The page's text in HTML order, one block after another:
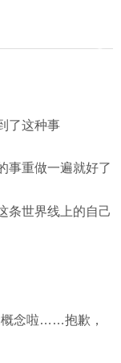
了这种事
事重做一遍就好了
条世界线上的自己
概念啦……抱歉，